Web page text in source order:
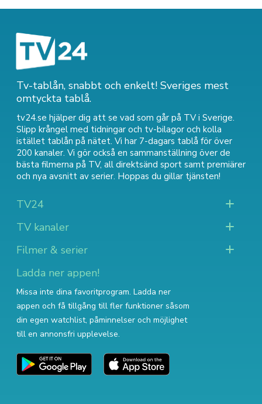
Tv-tablån, snabbt och enkelt! Sveriges mest
omtyckta tablå.
tv24.se hjälper dig att se vad som går på TV i Sverige.
Slipp krångel med tidningar och tv-bilagor och kolla
istället tablån på nätet. Vi har 7-dagars tablå för över
200 kanaler. Vi gör också en sammanställning över de
bästa filmerna på TV, all direktsänd sport samt premiärer
och nya avsnitt av serier. Hoppas du gillar tjänsten!
TV24
TV kanaler
Filmer & serier
Ladda ner appen!
Missa inte dina favoritprogram. Ladda ner
appen och få tillgång till fler funktioner såsom
din egen watchlist, påminnelser och möjlighet
till en annonsfri upplevelse.